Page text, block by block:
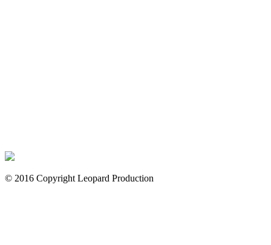
© 2016 Copyright Leopard Production